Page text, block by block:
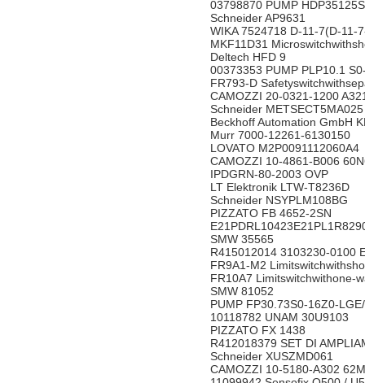
03798870 PUMP
Schneider AP9631
WIKA 7524718 D-11-7(D-
MKF11D31
Deltech HFD 9
00373353 PUMP PLP10.1
FR793-D
CAMOZZI 20-0321-1200
Schneider
Beckhoff Automation GmbH
Murr 7000-12261-6130150
LOVATO
CAMOZZI 10-4861-B006
IPDGRN-80-2003 OVP
LT Elektronik LTW-T8236D
Schneider NSYPLM108BG
PIZZATO FB 4652-2SN
SMW 35565
R415012014 3103230-
FR9A1-M2
FR10A7
SMW 81052
PUMP FP30.73S0-16Z0-
10118782 UNAM 30U9103
PIZZATO FX 1438
R412018379 SET DI
Schneider XUSZMD061
CAMOZZI 10-5180-A302